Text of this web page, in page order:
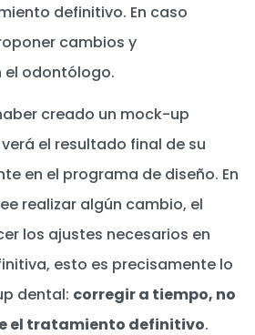
definitivo. En caso
cambios y
el odontólogo.
creado un mock-up
el resultado final de su
en el programa de diseño. En
realizar algún cambio, el
los ajustes necesarios en
esto es precisamente lo
dental: corregir a tiempo, no
el tratamiento definitivo.